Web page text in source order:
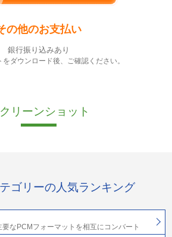
の他のお支払い
銀行振り込みあり
ダウンロード後、ご確認ください。
リーンショット
テゴリーの人気ランキング
なPCMフォーマットを相互にコンバート